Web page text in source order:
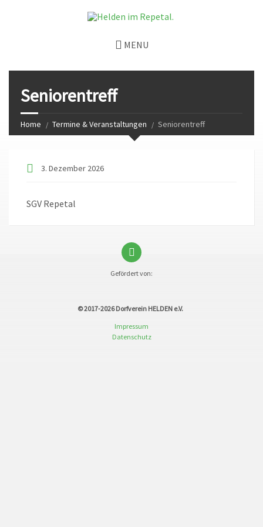
MENU
Seniorentreff
Home Termine & Veranstaltungen Seniorentreff
3. Dezember 2026
SGV Repetal
Gefördert von:
© 2017-2026Dorfverein HELDEN e.V.
Impressum
Datenschutz